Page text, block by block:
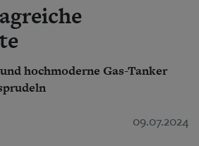
Wirtschaft
Panorama
Gesellschaft
Leben
Geschichte
Ostpreußen
Brandenburg
hochmoderne Gas-Tanker
09.07.2024